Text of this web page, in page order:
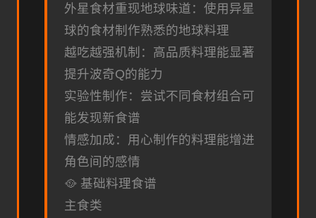
外星食材重现地球味道：使用异星
球的食材制作熟悉的地球料理
越吃越强机制：高品质料理能显著
提升波奇Q的能力
实验性制作：尝试不同食材组合可
能发现新食谱
情感加成：用心制作的料理能增进
角色间的感情
🥘 基础料理食谱
主食类